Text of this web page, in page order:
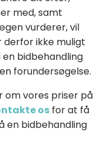
med, samt
vurderer, vil
ikke muligt
bidbehandling
forundersøgelse.
om vores priser på
os for at få
en bidbehandling